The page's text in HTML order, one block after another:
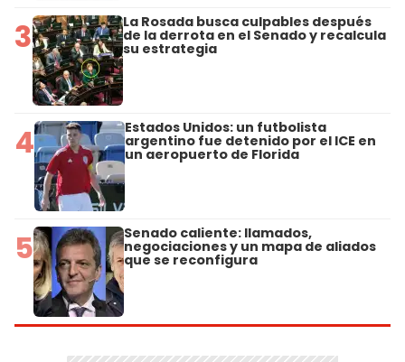
3 La Rosada busca culpables después
de la derrota en el Senado y recalcula
su estrategia
4 Estados Unidos: un futbolista
argentino fue detenido por el ICE en
un aeropuerto de Florida
5 Senado caliente: llamados,
negociaciones y un mapa de aliados
que se reconfigura